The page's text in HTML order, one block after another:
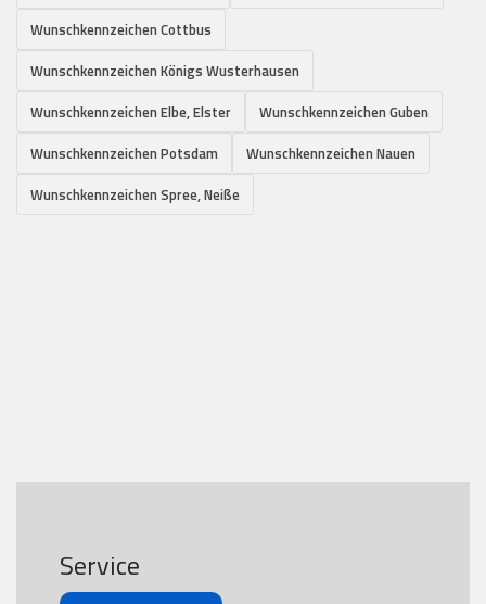
Wunschkennzeichen Cottbus
Wunschkennzeichen Königs Wusterhausen
Wunschkennzeichen Elbe, Elster
Wunschkennzeichen Guben
Wunschkennzeichen Potsdam
Wunschkennzeichen Nauen
Wunschkennzeichen Spree, Neiße
Service